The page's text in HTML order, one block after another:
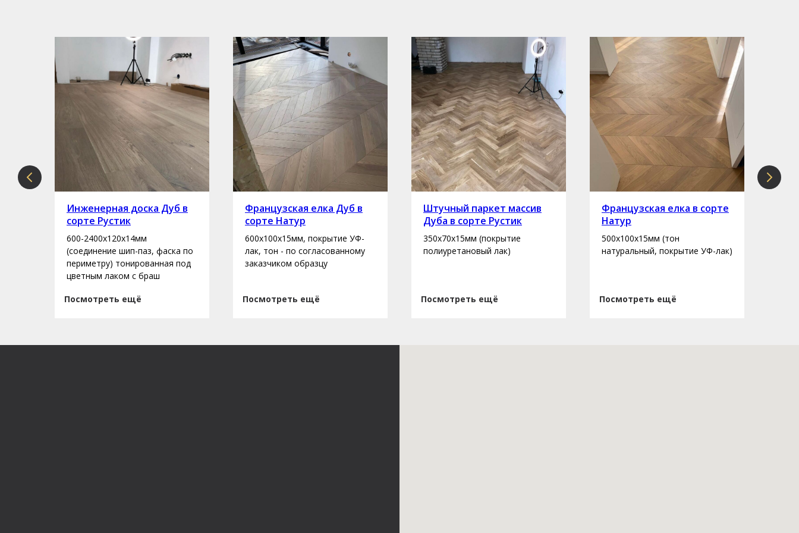
Инженерная доска Дуб в
сорте Рустик
600-2400х120х14мм
(соединение шип-паз, фаска по
периметру) тонированная под
цветным лаком с браш
Посмотреть ещё
Французская елка Дуб в
сорте Натур
600х100х15мм, покрытие УФ-
лак, тон - по согласованному
заказчиком образцу
Посмотреть ещё
Штучный паркет массив
Дуба в сорте Рустик
350х70х15мм (покрытие
полиуретановый лак)
Посмотреть ещё
Французская елка в сорте
Натур
500х100х15мм (тон
натуральный, покрытие УФ-лак)
Посмотреть ещё